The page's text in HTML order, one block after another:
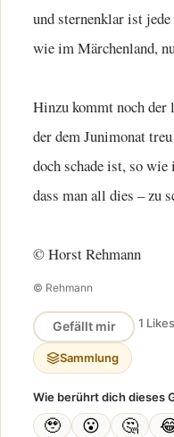
und sternenklar ist
wie im Märchenland,
Hinzu kommt noch der
der dem Junimonat
doch schade ist, so wie
dass man all dies – zu
© Horst Rehmann
© Rehmann
Gefällt mir 1 Likes
Sammlung
Wie berührt dich dieses
🥹 😮 🤔